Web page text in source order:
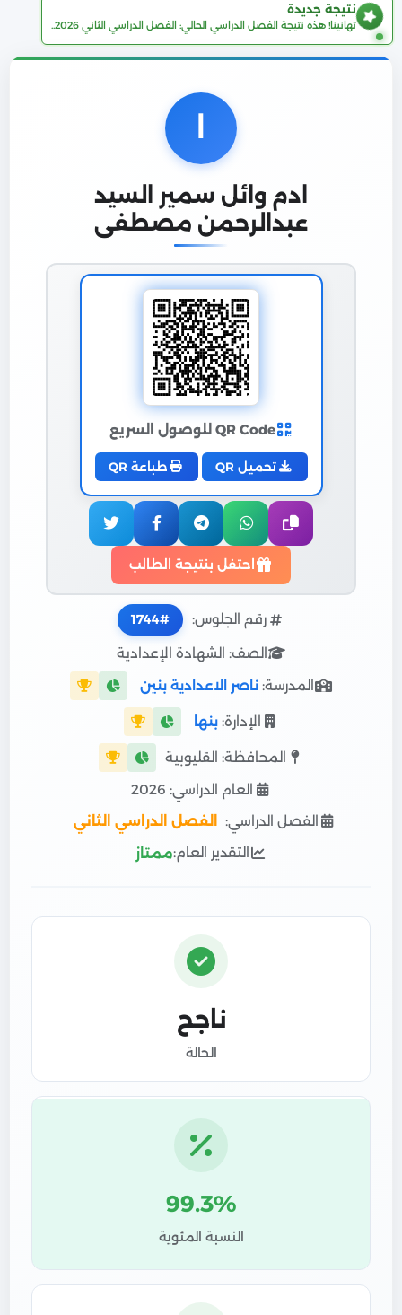
نتيجة جديدة
تهانينا! هذه نتيجة الفصل الدراسي الحالي: الفصل الدراسي الثاني 2026..
ادم وائل سمير السيد
عبدالرحمن مصطفى
QR Code للوصول السريع
تحميل QR طباعة QR
احتفل بنتيجة الطالب
رقم الجلوس: 1744
الصف: الشهادة الإعدادية
المدرسة: ناصر الاعدادية بنين
الإدارة: بنها
المحافظة: القليوبية
العام الدراسي: 2026
الفصل الدراسي:
الفصل الدراسي الثاني
التقدير العام:ممتاز
ناجح
الحالة
99.3%
النسبة المئوية